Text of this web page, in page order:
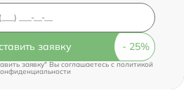
заявку
заявку" Вы соглашаетесь cполитикой